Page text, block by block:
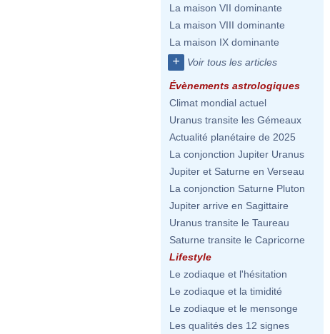
La maison VII dominante
La maison VIII dominante
La maison IX dominante
+ Voir tous les articles
Évènements astrologiques
Climat mondial actuel
Uranus transite les Gémeaux
Actualité planétaire de 2025
La conjonction Jupiter Uranus
Jupiter et Saturne en Verseau
La conjonction Saturne Pluton
Jupiter arrive en Sagittaire
Uranus transite le Taureau
Saturne transite le Capricorne
Lifestyle
Le zodiaque et l'hésitation
Le zodiaque et la timidité
Le zodiaque et le mensonge
Les qualités des 12 signes